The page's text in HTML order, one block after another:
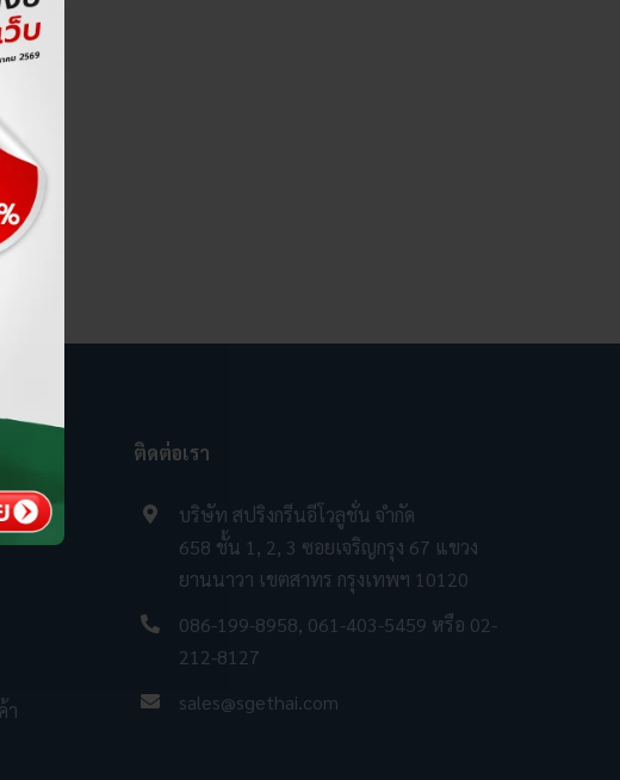
า
ติดต่อเรา
บริษัท สปริงกรีนอีโวลูชั่น จำกัด
658 ชั้น 1, 2, 3 ซอยเจริญกรุง 67 แขวง
ยานนาวา เขตสาทร กรุงเทพฯ 10120
086-199-8958, 061-403-5459 หรือ 02-
212-8127
sales@sgethai.com